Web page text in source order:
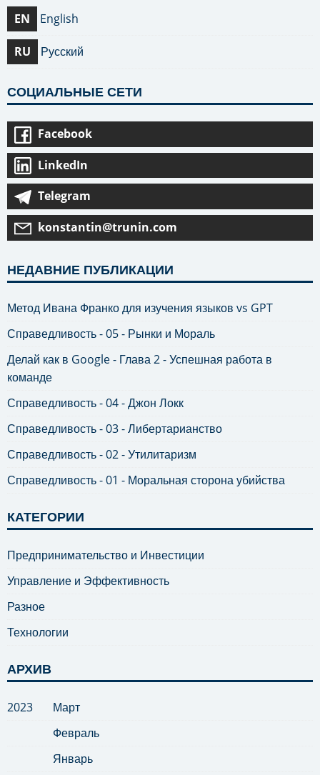
EN English
RU Русский
СОЦИАЛЬНЫЕ СЕТИ
Facebook
LinkedIn
Telegram
konstantin@trunin.com
НЕДАВНИЕ ПУБЛИКАЦИИ
Метод Ивана Франко для изучения языков vs GPT
Справедливость - 05 - Рынки и Мораль
Делай как в Google - Глава 2 - Успешная работа в
команде
Справедливость - 04 - Джон Локк
Справедливость - 03 - Либертарианство
Справедливость - 02 - Утилитаризм
Справедливость - 01 - Моральная сторона убийства
КАТЕГОРИИ
Предпринимательство и Инвестиции
Управление и Эффективность
Разное
Технологии
АРХИВ
2023
Март
Февраль
Январь